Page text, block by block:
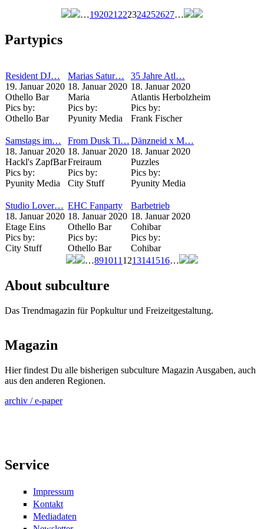
…192021 222324252627…
Partypics
Resident DJ…
19. Januar 2020
Othello Bar
Pics by:
Othello Bar
Marias Satur…
18. Januar 2020
Maria
Pics by:
Pyunity Media
35 Jahre Atl…
18. Januar 2020
Atlantis Herbolzheim
Pics by:
Frank Fischer
Samstags im…
18. Januar 2020
Hackl's ZapfBar
Pics by:
Pyunity Media
From Dusk Ti…
18. Januar 2020
Freiraum
Pics by:
City Stuff
Dänzneid x M…
18. Januar 2020
Puzzles
Pics by:
Pyunity Media
Studio Lover…
18. Januar 2020
Etage Eins
Pics by:
City Stuff
EHC Fanparty
18. Januar 2020
Othello Bar
Pics by:
Othello Bar
Barbetrieb
18. Januar 2020
Cohibar
Pics by:
Cohibar
…891011 1213141516…
About subculture
Das Trendmagazin für Popkultur und Freizeitgestaltung.
Magazin
Hier findest Du alle bisherigen subculture Magazin Ausgaben, auch
aus den anderen Regionen.
archiv / e-paper
Service
Impressum
Kontakt
Mediadaten